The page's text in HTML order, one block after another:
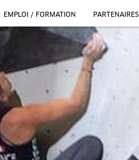
EMPLOI / FORMATION PARTENAIRES